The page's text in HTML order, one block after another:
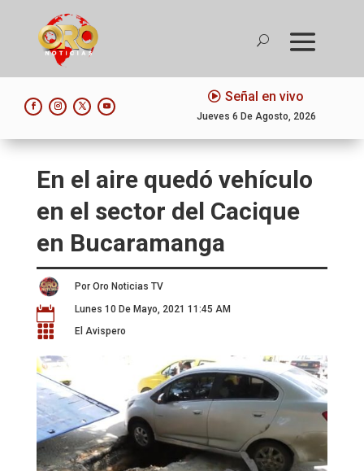
Señal en vivo
Jueves 6 De Agosto, 2026
En el aire quedó vehículo
en el sector del Cacique
en Bucaramanga
Por Oro Noticias TV
 Lunes 10 De Mayo, 2021 11:45 AM
 El Avispero